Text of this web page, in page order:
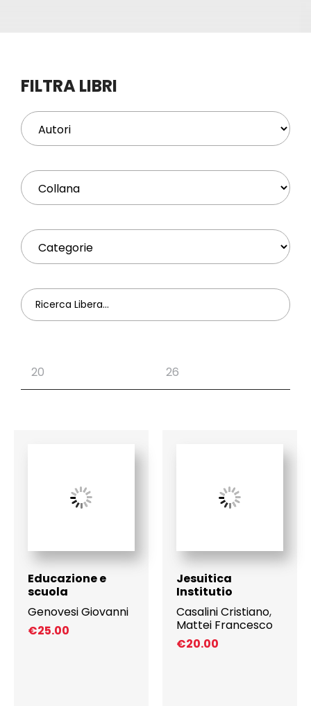
Profilo
FILTRA LIBRI
Educazione e
scuola
Genovesi Giovanni
€25.00
Jesuitica
Institutio
Casalini Cristiano,
Mattei Francesco
€20.00